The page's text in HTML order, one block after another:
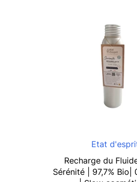
Etat
Recharge du
Sérénité | 97,7% Bio|